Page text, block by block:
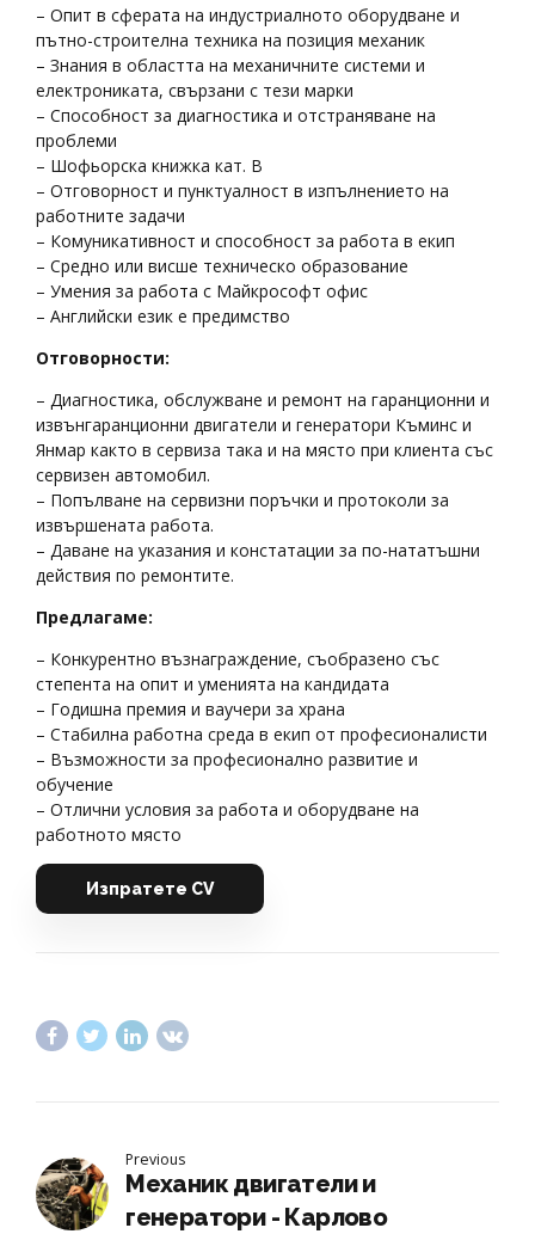
– Опит в сферата на индустриалното оборудване и
пътно-строителна техника на позиция механик
– Знания в областта на механичните системи и
електрониката, свързани с тези марки
– Способност за диагностика и отстраняване на
проблеми
– Шофьорска книжка кат. В
– Отговорност и пунктуалност в изпълнението на
работните задачи
– Комуникативност и способност за работа в екип
– Средно или висше техническо образование
– Умения за работа с Майкрософт офис
– Английски език е предимство
Отговорности:
– Диагностика, обслужване и ремонт на гаранционни и
извънгаранционни двигатели и генератори Къминс и
Янмар както в сервиза така и на място при клиента със
сервизен автомобил.
– Попълване на сервизни поръчки и протоколи за
извършената работа.
– Даване на указания и констатации за по-нататъшни
действия по ремонтите.
Предлагаме:
– Конкурентно възнаграждение, съобразено със
степента на опит и уменията на кандидата
– Годишна премия и ваучери за храна
– Стабилна работна среда в екип от професионалисти
– Възможности за професионално развитие и
обучение
– Отлични условия за работа и оборудване на
работното място
Изпратете CV
Previous
Механик двигатели и
генератори - Карлово